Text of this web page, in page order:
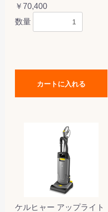
￥70,400
数量
カートに入れる
ケルヒャー アップライト